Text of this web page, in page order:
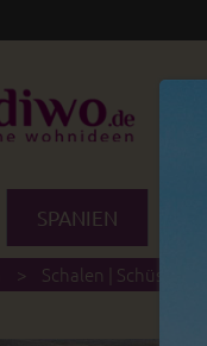
SPANIEN
> Schalen | Schüsseln